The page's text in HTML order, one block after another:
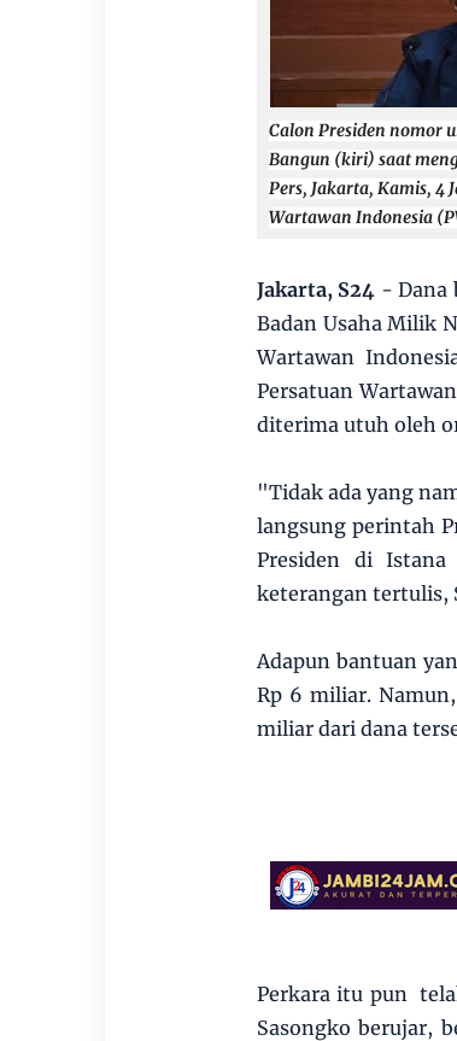
Calon Presiden nomor
Bangun (kiri) saat
Pers, Jakarta, Kamis, 4
Wartawan Indonesia
Jakarta, S24 - Dana
Badan Usaha Milik
Wartawan
Persatuan
diterima utuh oleh
"Tidak ada yang
langsung perintah
Presiden di
keterangan tertulis,
Adapun bantuan
Rp 6 miliar.
miliar dari dana
Perkara itu pun
Sasongko berujar,